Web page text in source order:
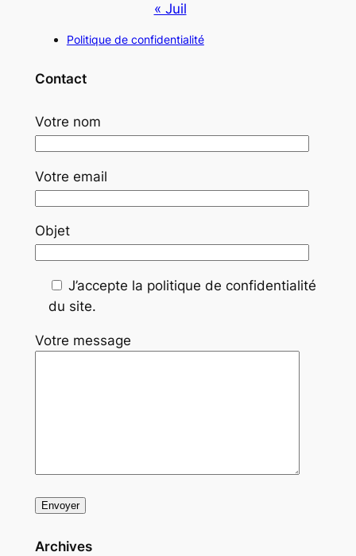
« Juil
Politique de confidentialité
Contact
Votre nom
Votre email
Objet
J’accepte la politique de confidentialité
du site.
Votre message
Archives